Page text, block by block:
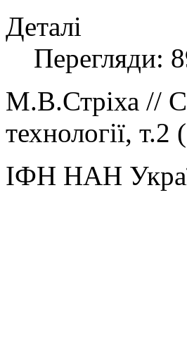
Деталі
Перегляди:
М.В.Стріха //
технології,
ІФН НАН